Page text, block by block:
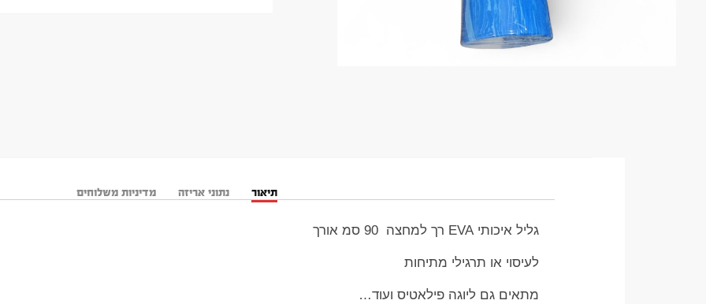
תיאור נתוני אריזה מדיניות משלוחים
גליל איכותי EVA רך למחצה 90 סמ אורך
לעיסוי או תרגילי מתיחות
מתאים גם ליוגה פילאטיס ועוד…